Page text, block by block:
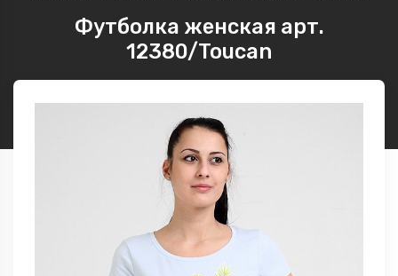
Футболка женская арт.
12380/Toucan